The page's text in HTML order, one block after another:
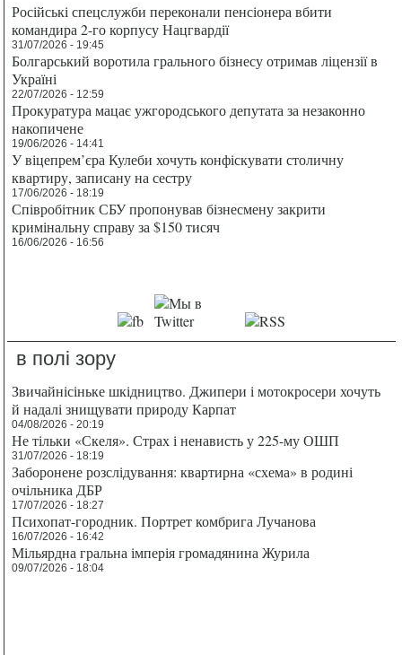
Російські спецслужби переконали пенсіонера вбити
командира 2-го корпусу Нацгвардії
31/07/2026 - 19:45
Болгарський воротила грального бізнесу отримав ліцензії в
Україні
22/07/2026 - 12:59
Прокуратура мацає ужгородського депутата за незаконно
накопичене
19/06/2026 - 14:41
У віцепрем’єра Кулеби хочуть конфіскувати столичну
квартиру, записану на сестру
17/06/2026 - 18:19
Співробітник СБУ пропонував бізнесмену закрити
кримінальну справу за $150 тисяч
16/06/2026 - 16:56
в полі зору
Звичайнісіньке шкідництво. Джипери і мотокросери хочуть
й надалі знищувати природу Карпат
04/08/2026 - 20:19
Не тільки «Скеля». Страх і ненависть у 225-му ОШП
31/07/2026 - 18:19
Заборонене розслідування: квартирна «схема» в родині
очільника ДБР
17/07/2026 - 18:27
Психопат-городник. Портрет комбрига Лучанова
16/07/2026 - 16:42
Мільярдна гральна імперія громадянина Журила
09/07/2026 - 18:04